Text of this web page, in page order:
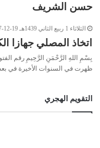
حسن الشريف
الثلاثاء 1 ربيع الثاني 1439هـ 19-12-2017م
اتخاذ المصلي جهازا
ظهرت في السنوات الأخيرة في
التقويم الهجري